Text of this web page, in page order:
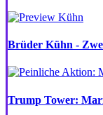
Brüder Kühn -
Trump Tower: